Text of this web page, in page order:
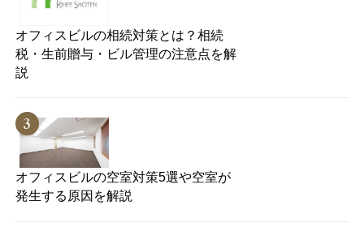
オフィスビルの相続対策とは？相続
税・生前贈与・ビル管理の注意点を解
説
オフィスビルの空室対策5選や空室が
発生する原因を解説